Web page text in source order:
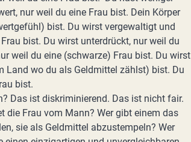
nur weil du eine Frau bist. Dein Körper
bist. Du wirst vergewaltigt und
bist. Du wirst unterdrückt, nur weil du
weil du eine (schwarze) Frau bist. Du wirst
Land wo du als Geldmittel zählst) bist. Du
bist.
Das ist diskriminierend. Das ist nicht fair.
die Frau vom Mann? Wer gibt einem das
sie als Geldmittel abzustempeln? Wer